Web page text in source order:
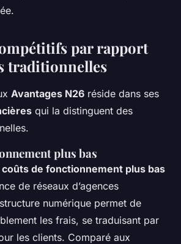
par rapport
traditionnelles
Avantages N26 réside dans ses
qui la distinguent des
plus bas
coûts de fonctionnement plus bas
de réseaux d’agences
numérique permet de
les frais, se traduisant par
les clients. Comparé aux